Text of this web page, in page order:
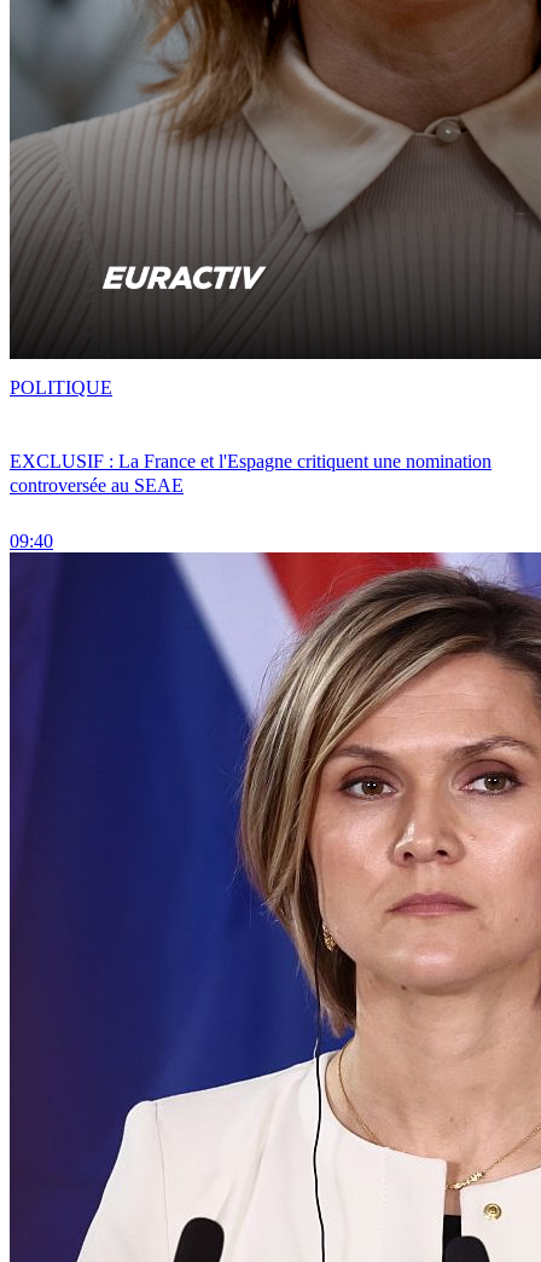
EXCLUSIF : La France et l'Espagne critiquent une nomination
controversée au SEAE
09:40
POLITIQUE